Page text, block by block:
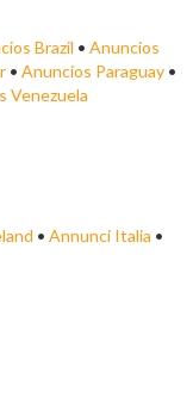
Brazil • Anuncios
• Anuncios Paraguay •
Venezuela
• Annunci Italia •